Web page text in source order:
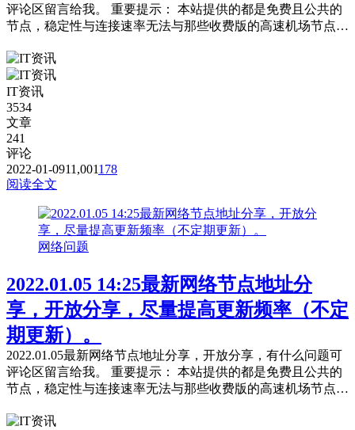
评论区留言给我。 重要提示： 本站提供的都是免费且公共的
节点，稳定性与连接速率无法与那些收费版的高速机场节点相
你自己的网络环境（本地连接当中的DNS，手动配置一下：4
个114，4个1，4.4.8.8，8.8.8.8或是其它公共的DNS。） 第
二：免费公共的节点，用的人太多，稳定性...
IT资讯
3534
文章
241
评论
2022-01-0911,001178
阅读全文
网络问题
2022.01.05 14:25最新网络节点地址分
享，开放分享，尽量提高更新频率（不定
期更新）。
2022.01.05最新网络节点地址分享，开放分享，有什么问题可
评论区留言给我。 重要提示： 本站提供的都是免费且公共的
节点，稳定性与连接速率无法与那些收费版的高速机场节点相
你自己的网络环境（本地连接当中的DNS，手动配置一下：4